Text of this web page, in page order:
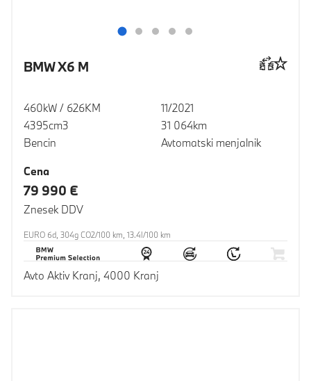
BMW X6 M
460kW / 626KM
4395cm3
Bencin
11/2021
31 064km
Avtomatski menjalnik
Cena
79 990 €
Znesek DDV
EURO 6d, 304g CO2/100 km, 13.4l/100 km
Avto Aktiv Kranj, 4000 Kranj